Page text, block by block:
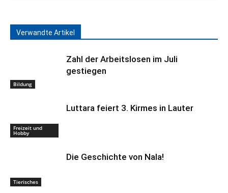
Verwandte Artikel
Bildung
Zahl der Arbeitslosen im Juli
gestiegen
Freizeit und
Hobby
Luttara feiert 3. Kirmes in Lauter
Tierisches
Die Geschichte von Nala!